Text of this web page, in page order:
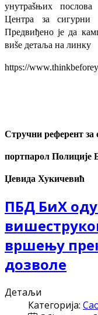
унутраšњих
Центра за
Предвиђено је да
виšе детаља на линку
https://
Стручни референт за
портпарол Полиције
Џевида Хукичевић
ПБД БиХ
вршењу
дозволе
Детаљи
Категорија: